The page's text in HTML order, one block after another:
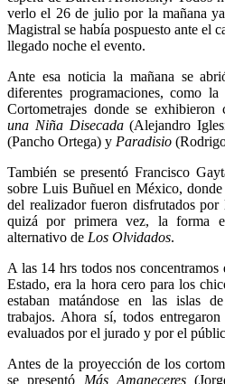
verlo el 26 de julio por la mañana
Magistral se había pospuesto ante el
llegado noche el evento.
Ante esa noticia la mañana se
diferentes programaciones, como
Cortometrajes donde se exhibieron
una Niña Disecada(Alejandro
(Pancho Ortega) y Paradisio
También se presentó Francisco
sobre Luis Buñuel en México,
del realizador fueron disfrutados por
quizá por primera vez, la forma
alternativo de Los Olvidados.
A las 14 hrs todos nos
Estado, era la hora cero para los
estaban matándose en las islas
trabajos. Ahora sí, todos
evaluados por el jurado y por el
Antes de la proyección de los
se presentó Más Amaneceres